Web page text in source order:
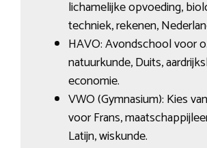
lichamelijke opvoeding,
techniek, rekenen,
HAVO: Avondschool voor
natuurkunde, Duits,
economie.
VWO (Gymnasium): Kies
voor Frans,
Latijn, wiskunde.